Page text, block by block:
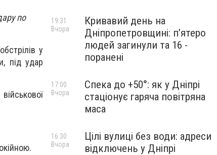
по
у
під удар
Кривавий день на
Дніпропетровщині: п’ятеро
людей загинули та 16 -
поранені
19:31
Вчора
Спека до +50°: як у Дніпрі
стаціонує гаряча повітряна
маса
17:00
Вчора
Цілі вулиці без води: адреси
відключень у Дніпрі
16:30
Вчора